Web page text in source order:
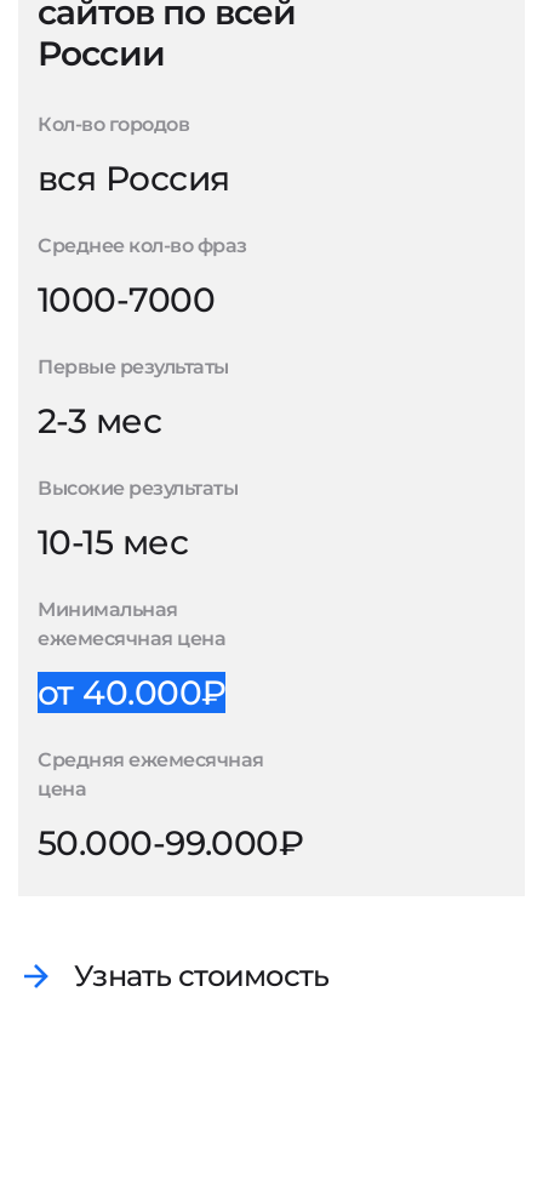
сайтов по всей
России
Кол-во городов
вся Россия
Среднее кол-во фраз
1000-7000
Первые результаты
2-3 мес
Высокие результаты
10-15 мес
Минимальная
ежемесячная цена
от 40.000₽
Средняя ежемесячная
цена
50.000-99.000₽
Узнать стоимость